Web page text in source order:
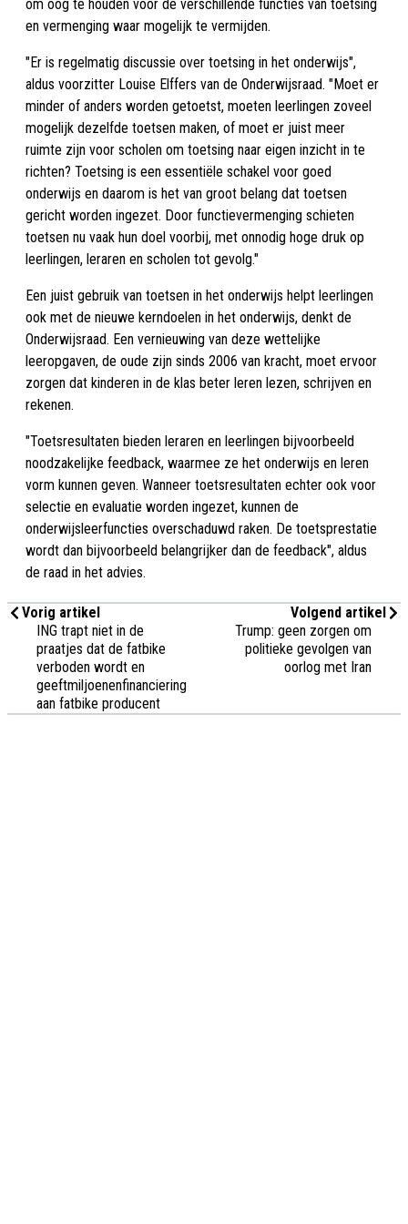
om oog te houden voor de verschillende functies van toetsing
en vermenging waar mogelijk te vermijden.
"Er is regelmatig discussie over toetsing in het onderwijs",
aldus voorzitter Louise Elffers van de Onderwijsraad. "Moet er
minder of anders worden getoetst, moeten leerlingen zoveel
mogelijk dezelfde toetsen maken, of moet er juist meer
ruimte zijn voor scholen om toetsing naar eigen inzicht in te
richten? Toetsing is een essentiële schakel voor goed
onderwijs en daarom is het van groot belang dat toetsen
gericht worden ingezet. Door functievermenging schieten
toetsen nu vaak hun doel voorbij, met onnodig hoge druk op
leerlingen, leraren en scholen tot gevolg."
Een juist gebruik van toetsen in het onderwijs helpt leerlingen
ook met de nieuwe kerndoelen in het onderwijs, denkt de
Onderwijsraad. Een vernieuwing van deze wettelijke
leeropgaven, de oude zijn sinds 2006 van kracht, moet ervoor
zorgen dat kinderen in de klas beter leren lezen, schrijven en
rekenen.
"Toetsresultaten bieden leraren en leerlingen bijvoorbeeld
noodzakelijke feedback, waarmee ze het onderwijs en leren
vorm kunnen geven. Wanneer toetsresultaten echter ook voor
selectie en evaluatie worden ingezet, kunnen de
onderwijsleerfuncties overschaduwd raken. De toetsprestatie
wordt dan bijvoorbeeld belangrijker dan de feedback", aldus
de raad in het advies.
Vorig artikel
ING trapt niet in de
praatjes dat de fatbike
verboden wordt en
geeftmiljoenenfinanciering
aan fatbike producent
Volgend artikel
Trump: geen zorgen om
politieke gevolgen van
oorlog met Iran